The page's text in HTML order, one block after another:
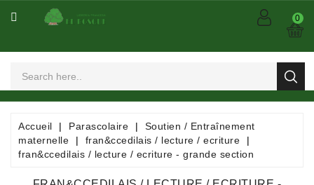
CATÉGORIE
Spectacles
Dessinées
0
Accueil Parascolaire
Soutien / Entraînement
maternelle
fran&ccedilais / lecture / ecriture
fran&ccedilais / lecture / ecriture - grande section